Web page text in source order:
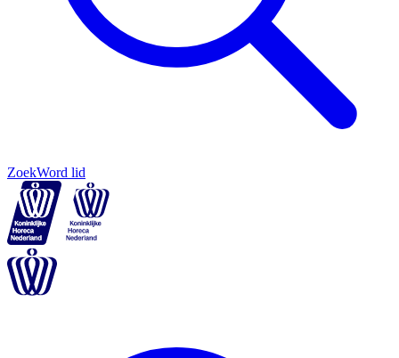
ZoekWord lid